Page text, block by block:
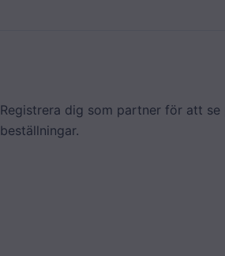
Registrera dig som partner för att se
beställningar.